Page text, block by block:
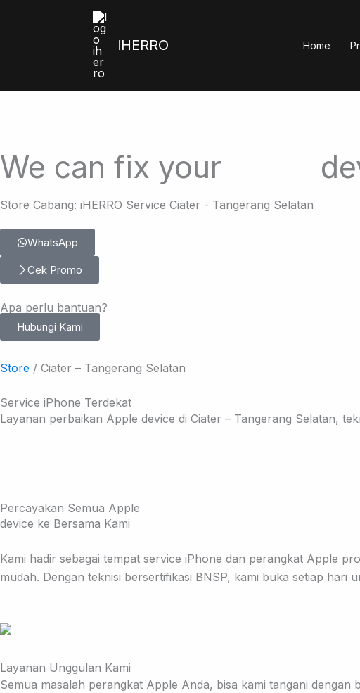
iHERRO Home
We can fix your
Store Cabang: iHERRO Service Ciater - Tangerang Selatan
WhatsApp
Cek Promo
Apa perlu bantuan?
Hubungi Kami
Store / Ciater – Tangerang Selatan
Service iPhone Terdekat
Layanan perbaikan Apple device di Ciater – Tangerang Selatan,
Percayakan Semua Apple
device ke Bersama Kami
Kami hadir sebagai tempat service iPhone dan perangkat Apple
mudah. Dengan teknisi bersertifikasi BNSP, kami buka setiap hari
Layanan Unggulan Kami
Semua masalah perangkat Apple Anda, bisa kami tangani dengan